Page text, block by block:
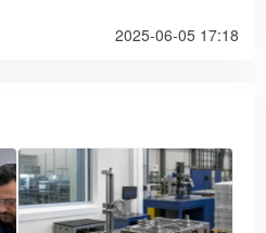
2025-06-05 17:18